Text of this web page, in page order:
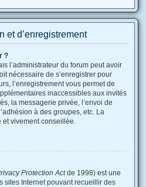
et d’enregistrement
?
l’administrateur du forum peut avoir
nécessaire de s’enregistrer pour
l’enregistrement vous permet de
inaccessibles aux invités
la messagerie privée, l’envoi de
à des groupes, etc. La
et vivement conseillée.
Protection Actde 1998) est une
sites Internet pouvant recueillir des